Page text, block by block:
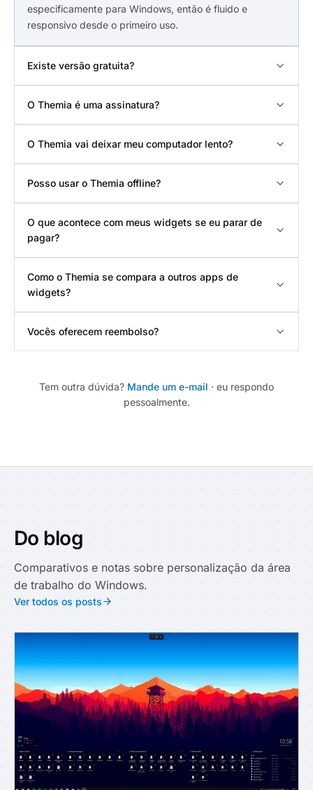
especificamente para Windows, então é fluido e
responsivo desde o primeiro uso.
Existe versão gratuita?
O Themia é uma assinatura?
O Themia vai deixar meu computador lento?
Posso usar o Themia offline?
O que acontece com meus widgets se eu parar de
pagar?
Como o Themia se compara a outros apps de
widgets?
Vocês oferecem reembolso?
Tem outra dúvida? Mande um e-mail · eu respondo
pessoalmente.
Do blog
Comparativos e notas sobre personalização da área
de trabalho do Windows.
Ver todos os posts